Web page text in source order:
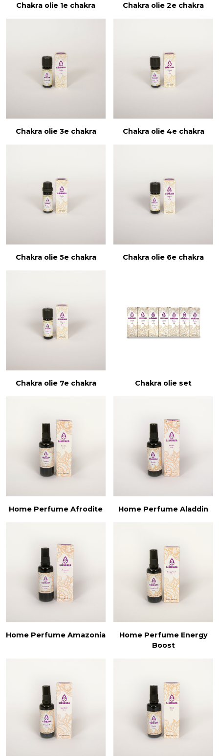
Chakra olie 1e chakra Chakra olie 2e chakra
Chakra olie 3e chakra Chakra olie 4e chakra
Chakra olie 5e chakra Chakra olie 6e chakra
Chakra olie 7e chakra Chakra olie set
Home Perfume Afrodite Home Perfume Aladdin
Home Perfume Amazonia
Home Perfume Energy
Boost